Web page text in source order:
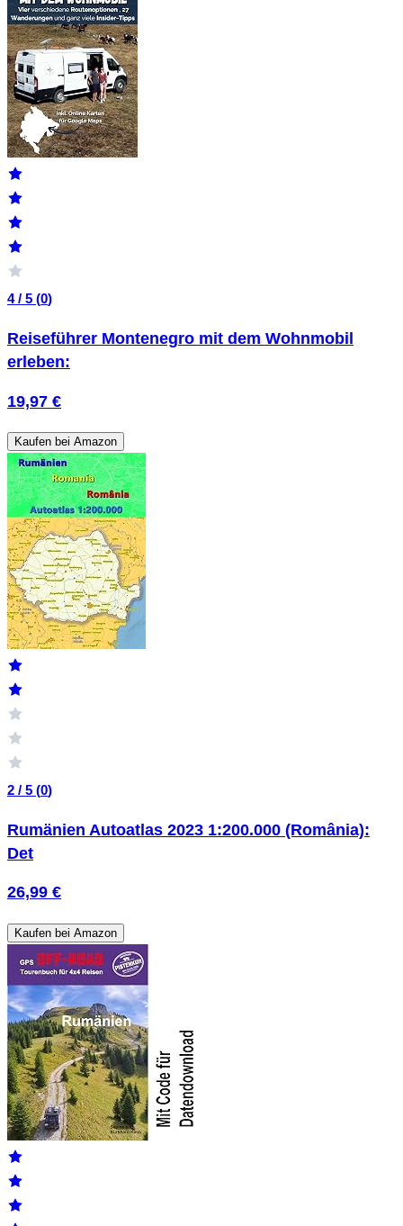
4 / 5 (0)
Reiseführer Montenegro mit dem Wohnmobil
erleben:
19,97 €
Kaufen bei Amazon
2 / 5 (0)
Rumänien Autoatlas 2023 1:200.000 (România):
Det
26,99 €
Kaufen bei Amazon